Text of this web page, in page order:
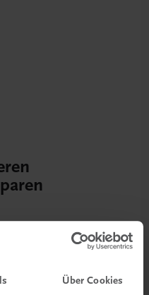
Über Cookies